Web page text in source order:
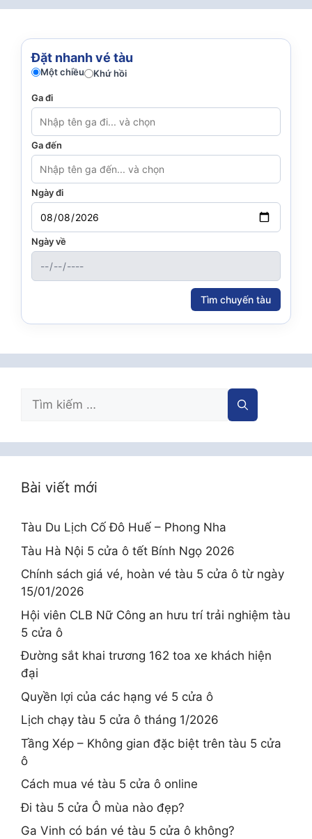
Đặt nhanh vé tàu
Một chiều Khứ hồi
Ga đi
Ga đến
Ngày đi
Ngày về
Tìm chuyến tàu
Tìm
Bài viết mới
Tàu Du Lịch Cố Đô Huế – Phong Nha
Tàu Hà Nội 5 cửa ô tết Bính Ngọ 2026
Chính sách giá vé, hoàn vé tàu 5 cửa ô từ ngày
15/01/2026
Hội viên CLB Nữ Công an hưu trí trải nghiệm tàu
5 cửa ô
Đường sắt khai trương 162 toa xe khách hiện
đại
Quyền lợi của các hạng vé 5 cửa ô
Lịch chạy tàu 5 cửa ô tháng 1/2026
Tầng Xép – Không gian đặc biệt trên tàu 5 cửa
ô
Cách mua vé tàu 5 cửa ô online
Đi tàu 5 cửa Ô mùa nào đẹp?
Ga Vinh có bán vé tàu 5 cửa ô không?